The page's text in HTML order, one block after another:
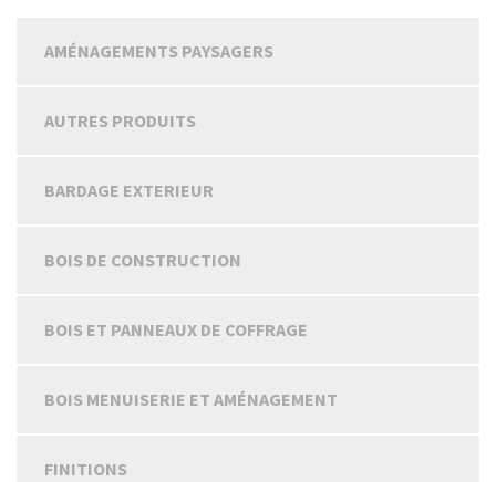
AMÉNAGEMENTS PAYSAGERS
AUTRES PRODUITS
BARDAGE EXTERIEUR
BOIS DE CONSTRUCTION
BOIS ET PANNEAUX DE COFFRAGE
BOIS MENUISERIE ET AMÉNAGEMENT
FINITIONS